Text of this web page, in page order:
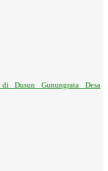
di Dusun Gunungrata Desa